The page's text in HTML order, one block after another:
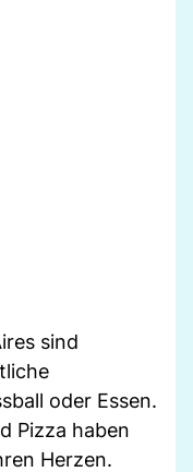
sind
oder Essen.
Pizza haben
Herzen.